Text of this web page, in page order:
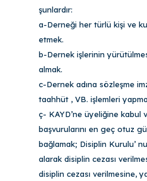
şunlardır:
a-Derneği her türlü kişi ve
etmek.
b-Dernek işlerinin
almak.
c-Dernek adına sözleşme
taahhüt , VB. işlemleri
ç- KAYD’ne üyeliğine kabul
başvurularını en geç otuz
bağlamak; Disiplin Kurulu’
alarak disiplin cezası
disiplin cezası verilmesine,